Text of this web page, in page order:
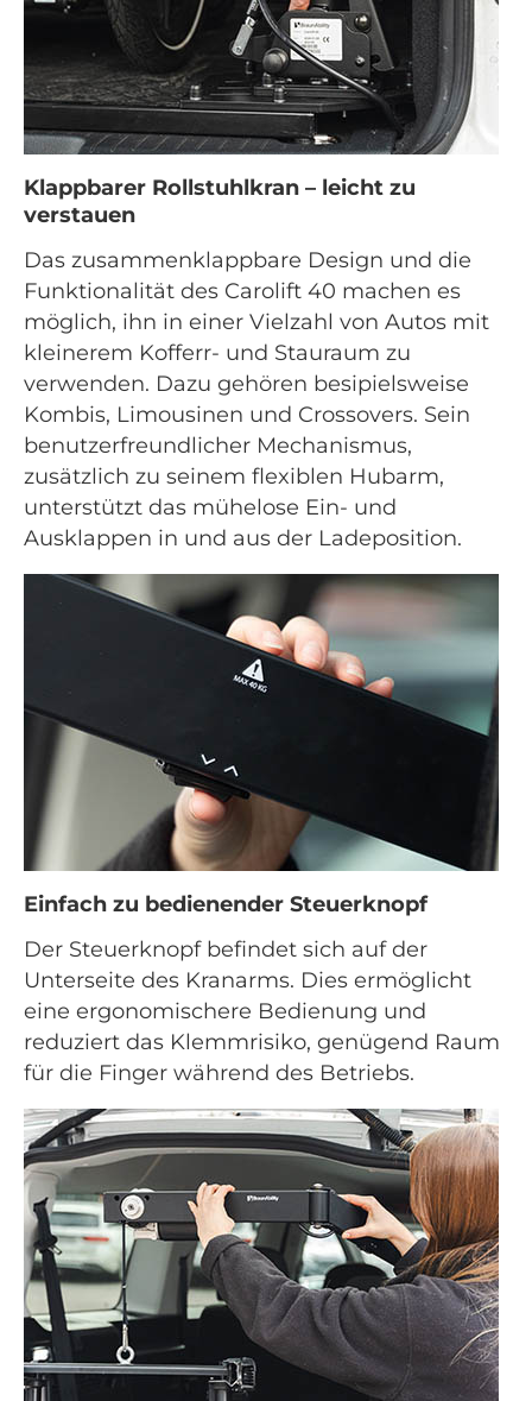
Klappbarer Rollstuhlkran – leicht zu
verstauen
Das zusammenklappbare Design und die
Funktionalität des Carolift 40 machen es
möglich, ihn in einer Vielzahl von Autos mit
kleinerem Kofferr- und Stauraum zu
verwenden. Dazu gehören besipielsweise
Kombis, Limousinen und Crossovers. Sein
benutzerfreundlicher Mechanismus,
zusätzlich zu seinem flexiblen Hubarm,
unterstützt das mühelose Ein- und
Ausklappen in und aus der Ladeposition.
Einfach zu bedienender Steuerknopf
Der Steuerknopf befindet sich auf der
Unterseite des Kranarms. Dies ermöglicht
eine ergonomischere Bedienung und
reduziert das Klemmrisiko, genügend Raum
für die Finger während des Betriebs.